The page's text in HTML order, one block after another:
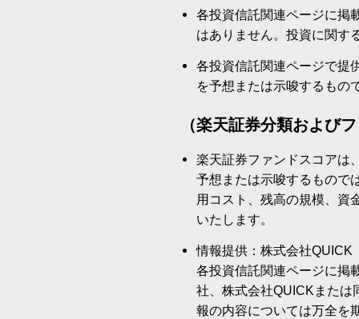
各投資信託関連ページに掲
はありません。投資に関す
各投資信託関連ページで提
を予想または示唆するもの
（楽天証券分類および
楽天証券ファンドスコアは
予想または示唆するもので
用コスト、残高の規模、資
いたします。
情報提供：株式会社QUICK
各投資信託関連ページに掲
社、株式会社QUICKまたは
報の内容については万全を